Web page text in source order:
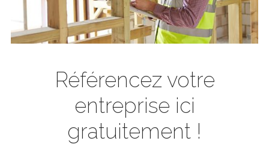
Référencez votre
entreprise ici
gratuitement !